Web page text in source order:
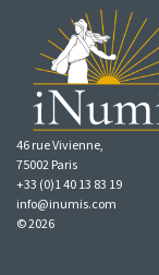
46 rue Vivienne,
75002 Paris
+33 (0)1 40 13 83 19
info@inumis.com
© 2026